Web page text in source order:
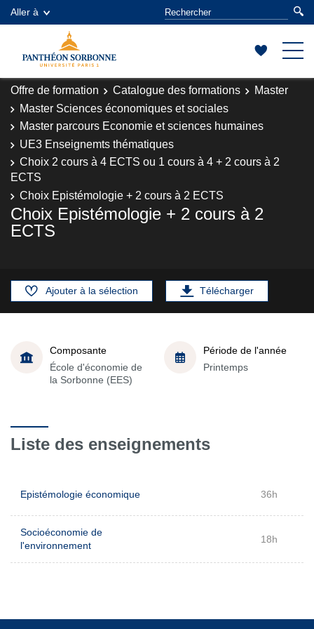
Aller à
Offre de formation Catalogue des formations
Master
Master Sciences économiques et sociales
Master parcours Economie et sciences humaines
UE3 Enseignemts thématiques
Choix 2 cours à 4 ECTS ou 1 cours à 4 + 2 cours à 2
ECTS
Choix Epistémologie + 2 cours à 2 ECTS
Choix Epistémologie + 2 cours à 2
ECTS
Ajouter à la sélection Télécharger
Composante
École d'économie de
la Sorbonne (EES)
Période de l'année
Printemps
Liste des enseignements
Epistémologie économique 36h
Socioéconomie de
l'environnement
18h